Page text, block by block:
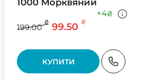
199.00
₴ 99.50 ₴
+4₴
КУПИТИ